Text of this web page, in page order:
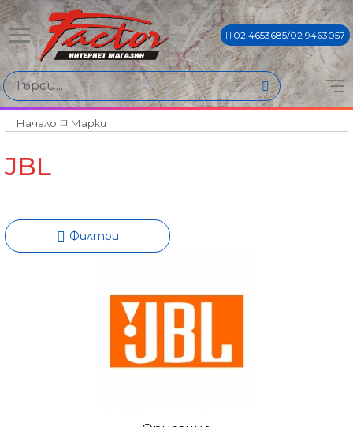
02 4653685/02 9463057
Намери продукти по
Цена
€0€ - €5901€
Начало Марки
JBL
Филтри